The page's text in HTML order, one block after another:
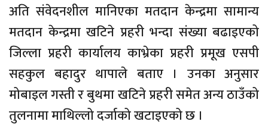
अति संवेदनशील मानिएका मतदान केन्द्रमा सामान्य
मतदान केन्द्रमा खटिने प्रहरी भन्दा संख्या बढाइएको
जिल्ला प्रहरी कार्यालय काभ्रेका प्रहरी प्रमूख एसपी
सहकुल बहादुर थापाले बताए । उनका अनुसार
मोबाइल गस्ती र बुथमा खटिने प्रहरी समेत अन्य ठाउँको
तुलनामा माथिल्लो दर्जाको खटाइएको छ ।